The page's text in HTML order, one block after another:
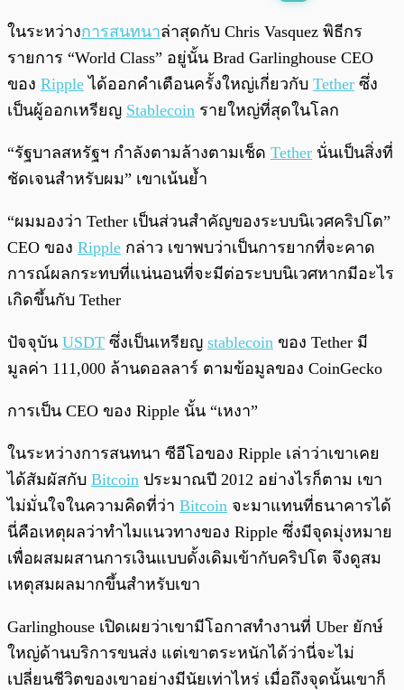
พร้อมเล่น /0:00
ในระหว่างการสนทนาล่าสุดกับ Chris Vasquez พิธีกร
รายการ “World Class” อยู่นั้น Brad Garlinghouse CEO
ของ Ripple ได้ออกคำเตือนครั้งใหญ่เกี่ยวกับ Tether ซึ่ง
เป็นผู้ออกเหรียญ Stablecoin รายใหญ่ที่สุดในโลก
“รัฐบาลสหรัฐฯ กำลังตามล้างตามเช็ด Tether นั่นเป็นสิ่งที่
ชัดเจนสำหรับผม” เขาเน้นย้ำ
“ผมมองว่า Tether เป็นส่วนสำคัญของระบบนิเวศคริปโต”
CEO ของ Ripple กล่าว เขาพบว่าเป็นการยากที่จะคาด
การณ์ผลกระทบที่แน่นอนที่จะมีต่อระบบนิเวศหากมีอะไร
เกิดขึ้นกับ Tether
ปัจจุบัน USDT ซึ่งเป็นเหรียญ stablecoin ของ Tether มี
มูลค่า 111,000 ล้านดอลลาร์ ตามข้อมูลของ CoinGecko
การเป็น CEO ของ Ripple นั้น “เหงา”
ในระหว่างการสนทนา ซีอีโอของ Ripple เล่าว่าเขาเคย
ได้สัมผัสกับ Bitcoin ประมาณปี 2012 อย่างไรก็ตาม เขา
ไม่มั่นใจในความคิดที่ว่า Bitcoin จะมาแทนที่ธนาคารได้
นี่คือเหตุผลว่าทำไมแนวทางของ Ripple ซึ่งมีจุดมุ่งหมาย
เพื่อผสมผสานการเงินแบบดั้งเดิมเข้ากับคริปโต จึงดูสม
เหตุสมผลมากขึ้นสำหรับเขา
Garlinghouse เปิดเผยว่าเขามีโอกาสทำงานที่ Uber ยักษ์
ใหญ่ด้านบริการขนส่ง แต่เขาตระหนักได้ว่านี่จะไม่
เปลี่ยนชีวิตของเขาอย่างมีนัยเท่าไหร่ เมื่อถึงจุดนั้นเขาก็